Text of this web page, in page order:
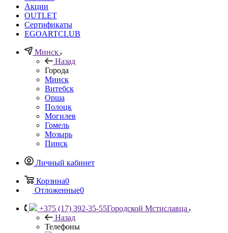
Акции
OUTLET
Сертификаты
EGOARTCLUB
Минск
Назад
Города
Минск
Витебск
Орша
Полоцк
Могилев
Гомель
Мозырь
Пинск
Личный кабинет
Корзина0
Отложенные0
+375 (17) 392-35-55Городской Мстиславца
Назад
Телефоны